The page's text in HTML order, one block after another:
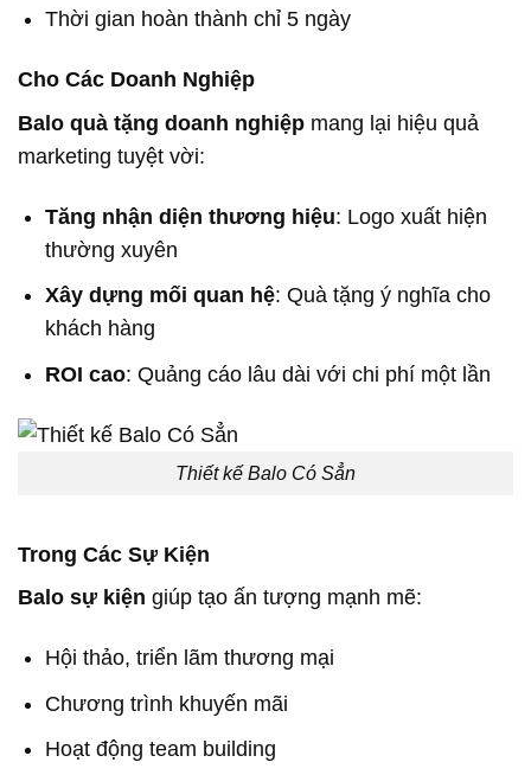
Thời gian hoàn thành chỉ 5 ngày
Cho Các Doanh Nghiệp
Balo quà tặng doanh nghiệp mang lại hiệu quả
marketing tuyệt vời:
Tăng nhận diện thương hiệu: Logo xuất hiện
thường xuyên
Xây dựng mối quan hệ: Quà tặng ý nghĩa cho
khách hàng
ROI cao: Quảng cáo lâu dài với chi phí một lần
Thiết kế Balo Có Sẳn
Trong Các Sự Kiện
Balo sự kiện giúp tạo ấn tượng mạnh mẽ:
Hội thảo, triển lãm thương mại
Chương trình khuyến mãi
Hoạt động team building